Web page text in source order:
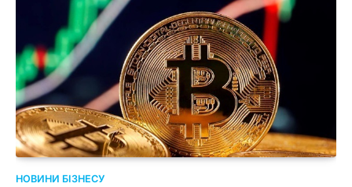
НОВИНИ БІЗНЕСУ